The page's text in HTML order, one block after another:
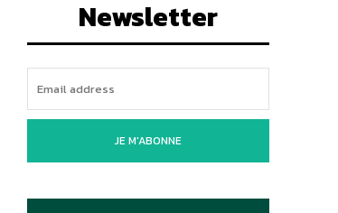
Newsletter
JE M'ABONNE